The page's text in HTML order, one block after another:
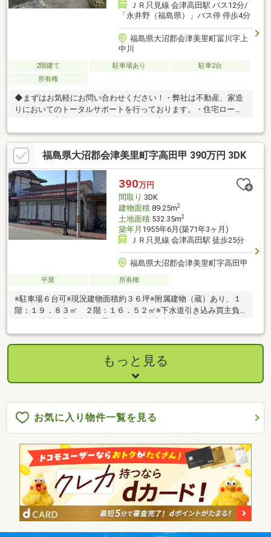
ＪＲ只見線 会津高田駅 バス12分/
「永井野（福島県）」バス停 停歩4分
福島県大沼郡会津美里町冨川字上
中川
2階建て 駐車場あり
駐車2台
所有権
◆まずはお気軽にお問い合わせください！・弊社は不動産、家造
りにおいてのトータルサポートを行っております。・住宅ローン
す。・スタッフ一同、誠心誠意ご対応させていただきます！◆経
験知識が豊富なスタッフが在籍！迅速な対応を心掛けておりま
す。・お問合せを受けてから即日ご対応をさせていただきま
す。・その他物件情報も多数ございます！お気軽にお問い合わせ
ください。
福島県大沼郡会津美里町字高田甲 390万円 3DK
390万円
間取り 3DK
建物面積89.25m2
土地面積532.35m2
築年月 1955年6月(築71年3ヶ月)
ＪＲ只見線 会津高田駅 徒歩25分
福島県大沼郡会津美里町字高田甲
平屋 所有権
※駐車場６台可※現況建物面積約３６坪※附属建物（蔵）あり、１
階：１９．８３㎡ ２階：１６．５２㎡※下水道引き込み買主負
もっと見る
お気に入り物件一覧を見る